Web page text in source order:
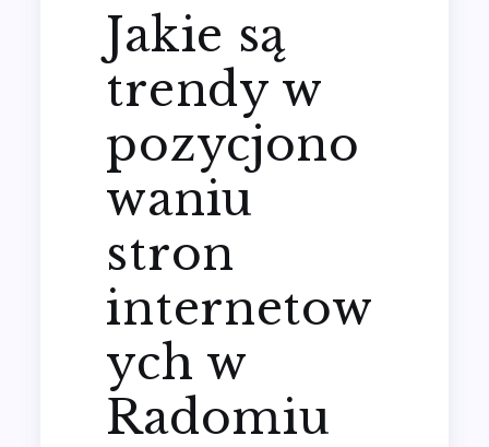
Jakie są
trendy w
pozycjono
waniu
stron
internetow
ych w
Radomiu